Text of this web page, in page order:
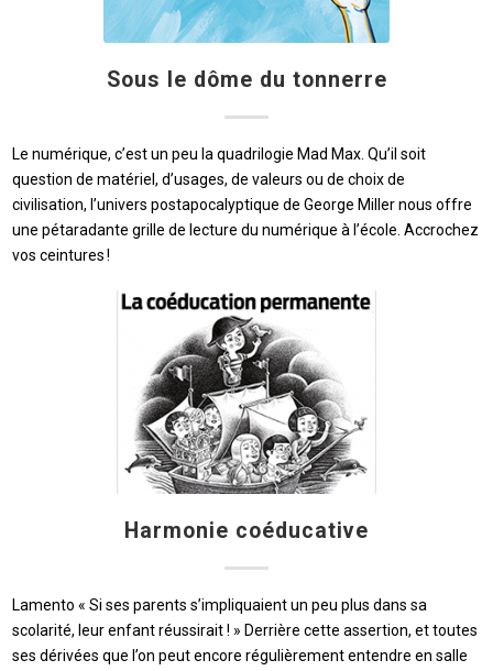
Sous le dôme du tonnerre
Le numérique, c’est un peu la quadrilogie Mad Max. Qu’il soit
question de matériel, d’usages, de valeurs ou de choix de
civilisation, l’univers postapocalyptique de George Miller nous offre
une pétaradante grille de lecture du numérique à l’école. Accrochez
vos ceintures !
Harmonie coéducative
Lamento « Si ses parents s’impliquaient un peu plus dans sa
scolarité, leur enfant réussirait ! » Derrière cette assertion, et toutes
ses dérivées que l’on peut encore régulièrement entendre en salle